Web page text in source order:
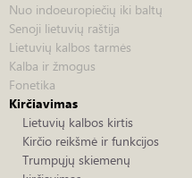
Nuo indoeuropiečių iki baltų
Senoji lietuvių raštija
Lietuvių kalbos tarmės
Kalba ir žmogus
Fonetika
Kirčiavimas
Lietuvių kalbos kirtis
Kirčio reikšmė ir funkcijos
Trumpųjų skiemenų